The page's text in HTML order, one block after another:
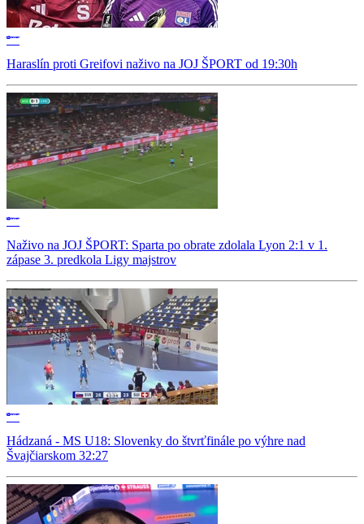
Haraslín proti Greifovi naživo na JOJ ŠPORT od 19:30h
Naživo na JOJ ŠPORT: Sparta po obrate zdolala Lyon 2:1 v 1.
zápase 3. predkola Ligy majstrov
Hádzaná - MS U18: Slovenky do štvrťfinále po výhre nad
Švajčiarskom 32:27